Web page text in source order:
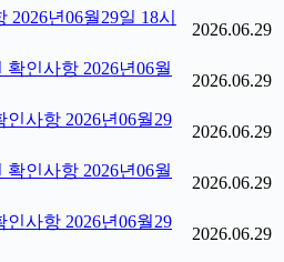
년06월29일 18시
2026.06.29
인사항 2026년06월
2026.06.29
사항 2026년06월29
2026.06.29
인사항 2026년06월
2026.06.29
사항 2026년06월29
2026.06.29